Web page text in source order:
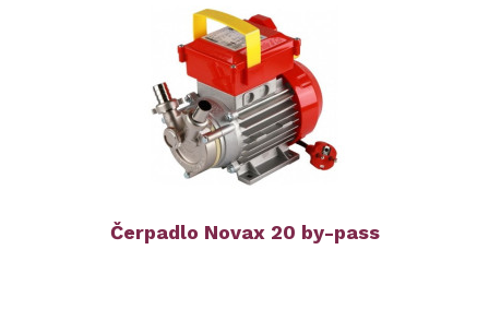
Čerpadlo Novax 20 by-pass